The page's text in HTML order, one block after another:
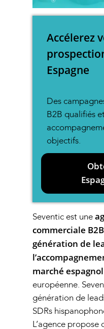
Accélerez
Espagne
Des
B2B qualifiés
objectifs.
Seventic est une
commerciale
génération de
marché espagnol
européenne.
génération de
SDRs
L’agence propose